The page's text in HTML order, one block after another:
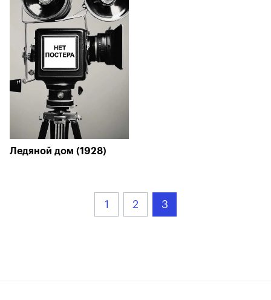
Ледяной дом (1928)
1 2 3